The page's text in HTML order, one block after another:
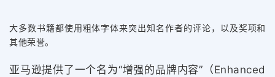
大多数书籍都使用粗体字体来突出知名作者的评论，以及奖项和
其他荣誉。
亚马逊提供了一个名为“增强的品牌内容”（Enhanced